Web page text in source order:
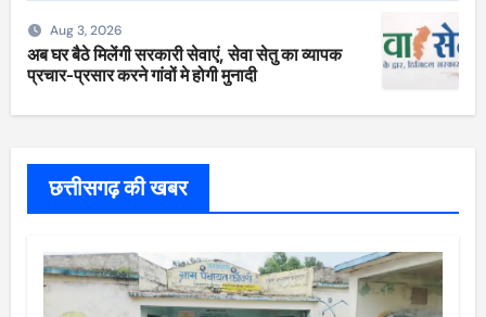
Aug 3, 2026
अब घर बैठे मिलेंगी सरकारी सेवाएं, सेवा सेतु का व्यापक
प्रचार-प्रसार करने गांवों मे होगी मुनादी
छत्तीसगढ़ की खबर